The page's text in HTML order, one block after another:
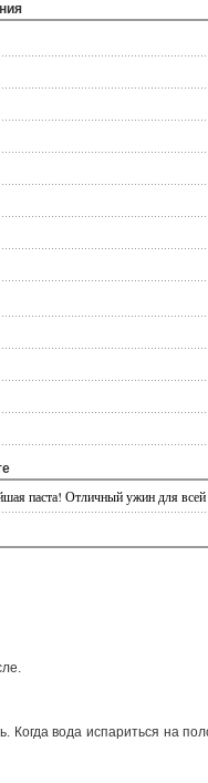
паста! Отличный ужин для всей
Когда вода испариться на